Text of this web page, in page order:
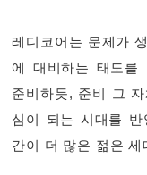
레디코어는 문제가
에 대비하는 태도를
준비하듯, 준비 그
심이 되는 시대를 반
간이 더 많은 젊은